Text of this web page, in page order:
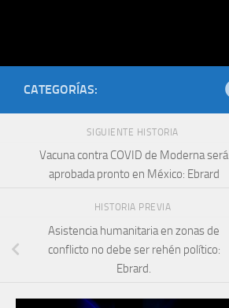
CATEGORÍAS:
SIGUIENTE HISTORIA
Vacuna contra COVID de Moderna será
aprobada pronto en México: Ebrard
HISTORIA PREVIA
Asistencia humanitaria en zonas de
conflicto no debe ser rehén político:
Ebrard.